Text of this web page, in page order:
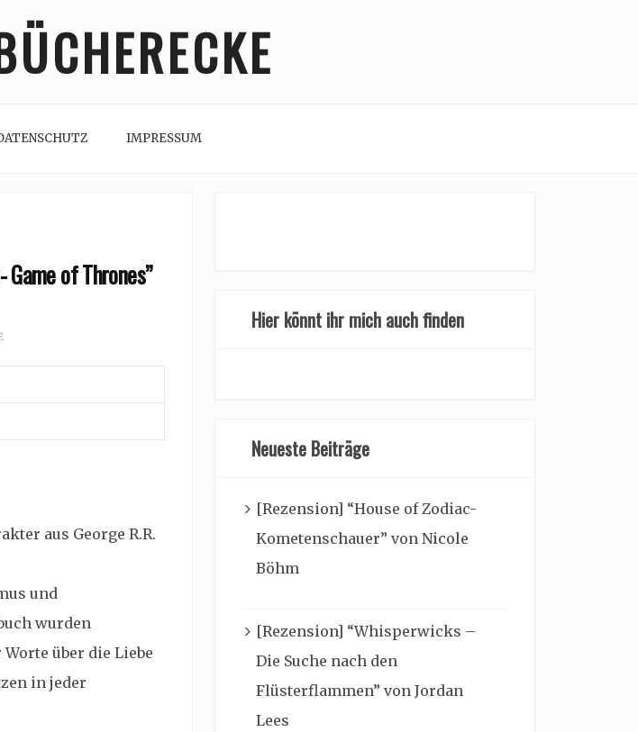
IMPRESSUM
of Thrones”
aus George R.R.
und
wurden
über die Liebe
in jeder
Hier könnt ihr mich auch finden
Neueste Beiträge
[Rezension] “House of Zodiac-
Kometenschauer” von Nicole
Böhm
[Rezension] “Whisperwicks –
Die Suche nach den
Flüsterflammen” von Jordan
Lees